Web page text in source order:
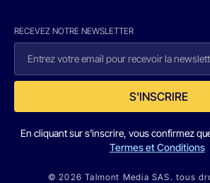
RECEVEZ NOTRE NEWSLETTER
S'INSCRIRE
En cliquant sur s'inscrire, vous confirmez
Termes et Conditions
© 2026 Talmont Media SAS. tous